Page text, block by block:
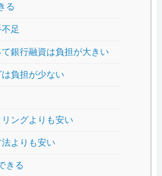
る
足
銀行融資は負担が大きい
負担が少ない
ングよりも安い
よりも安い
きる